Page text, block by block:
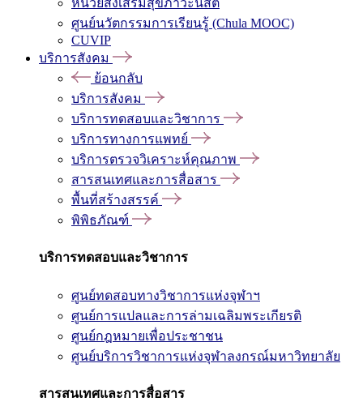
หน่วยส่งเสริมสุขภาวะนิสิต
ศูนย์นวัตกรรมการเรียนรู้ (Chula MOOC)
CUVIP
บริการสังคม
ย้อนกลับ
บริการสังคม
บริการทดสอบและวิชาการ
บริการทางการแพทย์
บริการตรวจวิเคราะห์คุณภาพ
สารสนเทศและการสื่อสาร
พื้นที่สร้างสรรค์
พิพิธภัณฑ์
บริการทดสอบและวิชาการ
ศูนย์ทดสอบทางวิชาการแห่งจุฬาฯ
ศูนย์การแปลและการล่ามเฉลิมพระเกียรติ
ศูนย์กฎหมายเพื่อประชาชน
ศูนย์บริการวิชาการแห่งจุฬาลงกรณ์มหาวิทยาลัย
สารสนเทศและการสื่อสาร